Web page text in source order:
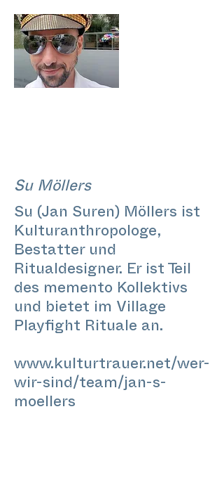
Su Möllers
Su (Jan Suren) Möllers ist
Kulturanthropologe,
Bestatter und
Ritualdesigner. Er ist Teil
des memento Kollektivs
und bietet im Village
Playfight Rituale an.
www.kulturtrauer.net/wer-
wir-sind/team/jan-s-
moellers